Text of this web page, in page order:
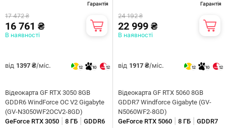
Гарантія
17 472 ₴
16 761 ₴
В наявності
від 1397 ₴/міс. 12 10 12
Відеокарта GF RTX 3050 8GB
GDDR6 WindForce OC V2 Gigabyte
(GV-N3050WF2OCV2-8GD)
GeForce RTX 3050
8 ГБ GDDR6
Гарантія
24 192 ₴
22 999 ₴
В наявності
від 1917 ₴/міс. 12 10 12
Відеокарта GF RTX 5060 8GB
GDDR7 Windforce Gigabyte (GV-
N5060WF2-8GD)
GeForce RTX 5060
8 ГБ GDDR7